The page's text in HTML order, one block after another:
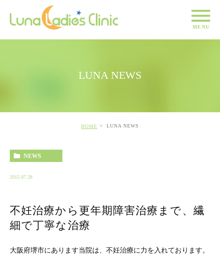
LUNA NEWS
HOME LUNA NEWS
NEWS
2015.07.28
不妊治療から更年期障害治療まで、繊
細で丁寧な治療
大阪府堺市にあります当院は、不妊治療に力を入れております。